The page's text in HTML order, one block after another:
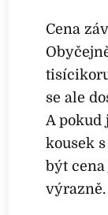
Cena
se ale
A pokud
kousek
být cena
výrazně.